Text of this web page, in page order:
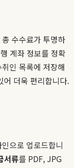
수수료가 투명하
계좌 정보를 정확
인 목록에 저장해
어 더욱 편리합니다.
으로 업로드합니
서류를 PDF, JPG